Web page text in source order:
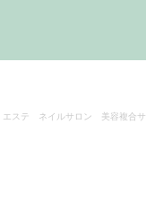
ステ ネイルサロン 美容複合サ